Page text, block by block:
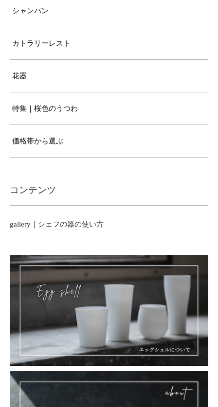
シャンパン
カトラリーレスト
花器
特集｜桜色のうつわ
価格帯から選ぶ
コンテンツ
gallery｜シェフの器の使い方